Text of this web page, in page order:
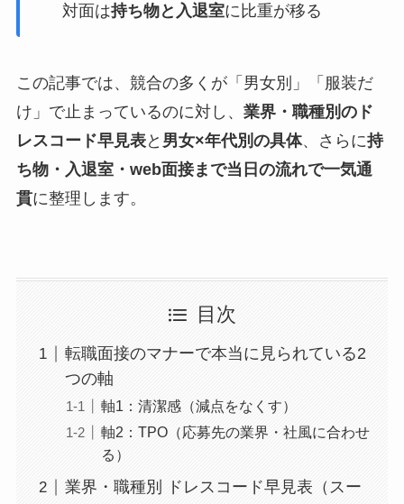
対面は持ち物と入退室に比重が移る
この記事では、競合の多くが「男女別」「服装だ
け」で止まっているのに対し、 業界・職種別のド
レスコード早見表と 男女×年代別の具体、さらに持
ち物・入退室・web面接まで当日の流れで一気通
貫に整理します。
目次
転職面接のマナーで本当に見られている2
つの軸
軸1：清潔感（減点をなくす）
軸2：TPO（応募先の業界・社風に合わせ
る）
業界・職種別 ドレスコード早見表（スー